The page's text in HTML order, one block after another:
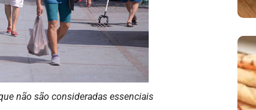
não são consideradas essenciais